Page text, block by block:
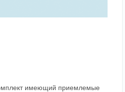
имеющий приемлемые